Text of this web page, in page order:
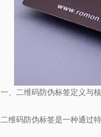
一、二维码防伪标签定义与
二维码防伪标签是一种通过